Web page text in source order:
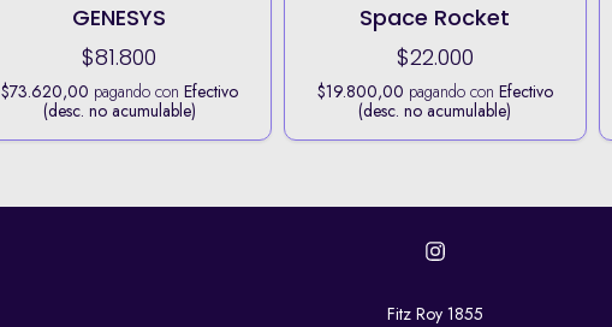
GENESYS
$81.800
$73.620,00 pagando con Efectivo
(desc. no acumulable)
Space Rocket
$22.000
$19.800,00 pagando con Efectivo
(desc. no acumulable)
Fitz Roy 1855